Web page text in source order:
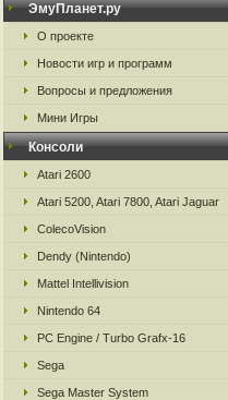
ЭмуПланет.ру
О проекте
Новости игр и программ
Вопросы и предложения
Мини Игры
Консоли
Atari 2600
Atari 5200, Atari 7800, Atari Jaguar
ColecoVision
Dendy (Nintendo)
Mattel Intellivision
Nintendo 64
PC Engine / Turbo Grafx-16
Sega
Sega Master System